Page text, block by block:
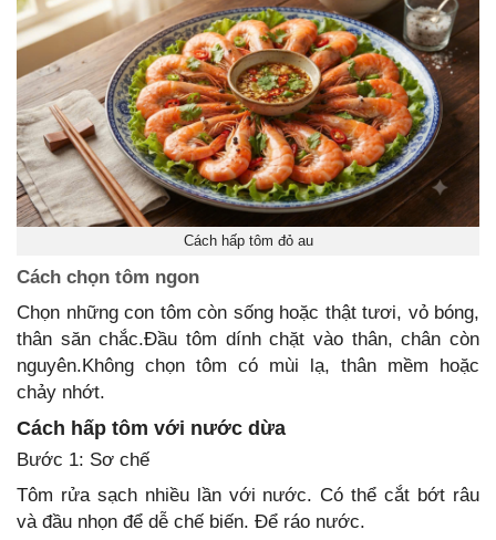
Cách hấp tôm đỏ au
Cách chọn tôm ngon
Chọn những con tôm còn sống hoặc thật tươi, vỏ bóng,
thân săn chắc.Đầu tôm dính chặt vào thân, chân còn
nguyên.Không chọn tôm có mùi lạ, thân mềm hoặc
chảy nhớt.
Cách hấp tôm với nước dừa
Bước 1: Sơ chế
Tôm rửa sạch nhiều lần với nước. Có thể cắt bớt râu
và đầu nhọn để dễ chế biến. Để ráo nước.